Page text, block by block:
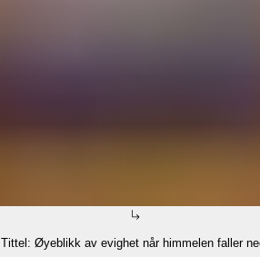
Tittel: Øyeblikk av evighet når himmelen faller